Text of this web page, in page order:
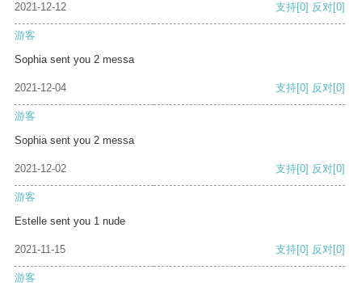
2021-12-12 支持[0] 反对[0]
游客
Sophia sent you 2 messa
2021-12-04 支持[0] 反对[0]
游客
Sophia sent you 2 messa
2021-12-02 支持[0] 反对[0]
游客
Estelle sent you 1 nude
2021-11-15 支持[0] 反对[0]
游客